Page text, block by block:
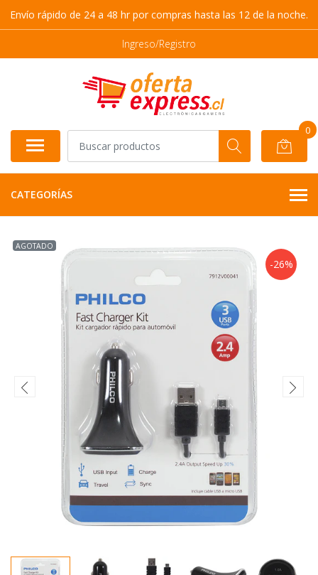
Envío rápido de 24 a 48 hr por compras hasta las 12 de la noche.
Ingreso/Registro
0
CATEGORÍAS
AGOTADO
-26%